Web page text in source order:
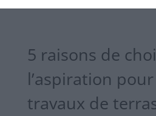
5 raisons de
l’aspiration
travaux de